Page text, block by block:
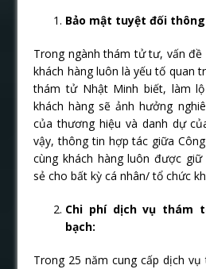
Bảo mật tuyệt đối
Trong ngành thám tử tư, vấn
khách hàng luôn là yếu tố quan
thám tử Nhật Minh biết, làm
khách hàng sẽ ảnh hưởng
của thương hiệu và danh dự
vậy, thông tin hợp tác giữa
cùng khách hàng luôn được
sẻ cho bất kỳ cá nhân/ tổ chức
Chi phí dịch vụ thám
bạch:
Trong 25 năm cung cấp dịch